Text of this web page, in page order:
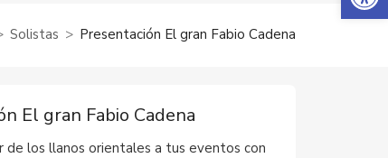
Solistas Presentación El gran Fabio Cadena
El gran Fabio Cadena
de los llanos orientales a tus eventos con